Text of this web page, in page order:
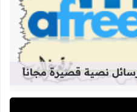
قراءة المزيد عن aFreeSMS موقع لإرسال رسائل نصية قصيرة مجاناً